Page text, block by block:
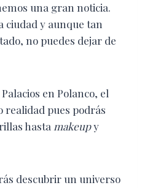
una gran noticia.
ciudad y aunque tan
no puedes dejar de
en Polanco, el
realidad pues podrás
hasta makeupy
descubrir un universo